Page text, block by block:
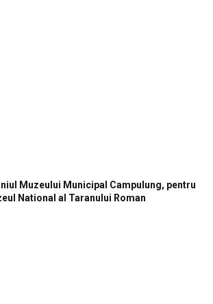
Muzeului Municipal Campulung, pentru
National al Taranului Roman